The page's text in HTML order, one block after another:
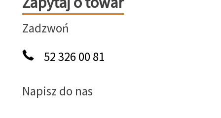
Zadzwoń
52 326 00 81
Napisz do nas